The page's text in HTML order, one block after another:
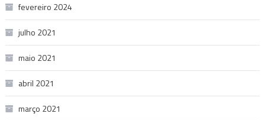
fevereiro 2024
julho 2021
maio 2021
abril 2021
março 2021